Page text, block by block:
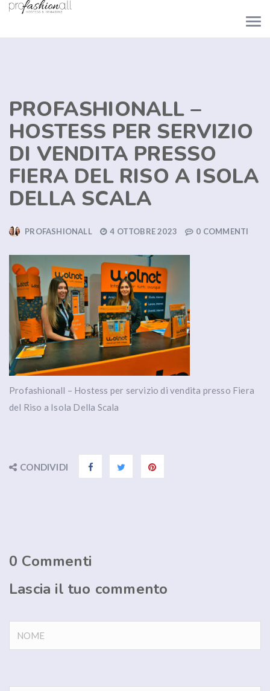
PROFASHIONALL –
HOSTESS PER SERVIZIO
DI VENDITA PRESSO
FIERA DEL RISO A ISOLA
DELLA SCALA
PROFASHIONALL 4 OTTOBRE 2023 0 COMMENTI
Profashionall – Hostess per servizio di vendita presso Fiera
del Riso a Isola Della Scala
CONDIVIDI
0 Commenti
Lascia il tuo commento